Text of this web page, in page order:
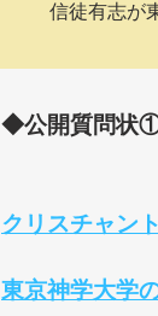
信徒有志が
◆公開質問状①
クリスチャン
東京神学大学